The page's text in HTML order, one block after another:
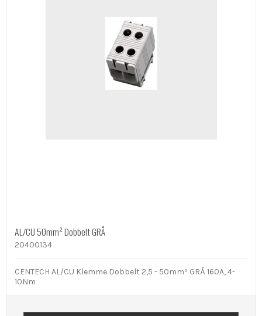
AL/CU 50mm² Dobbelt GRÅ
20400134
CENTECH AL/CU Klemme Dobbelt 2,5 - 50mm² GRÅ 160A, 4-
10Nm